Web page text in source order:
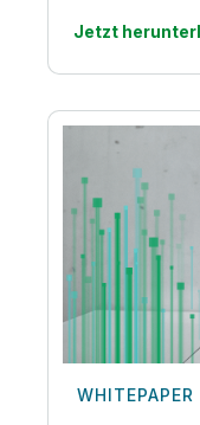
Jetzt
WHITEPAPER